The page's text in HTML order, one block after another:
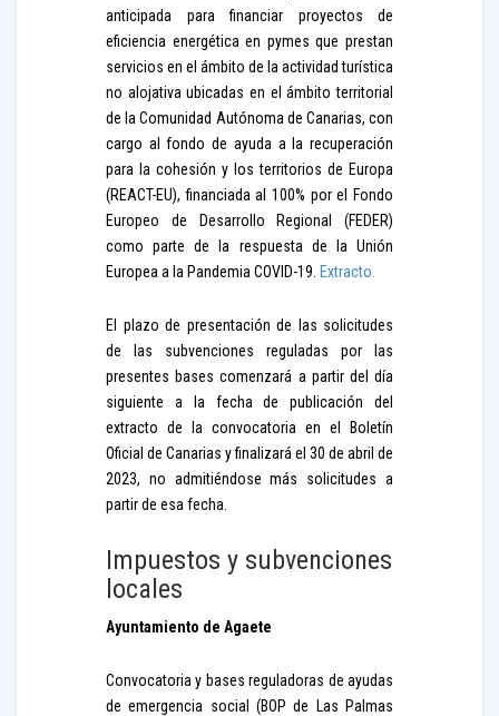
anticipada para financiar proyectos de
eficiencia energética en pymes que prestan
servicios en el ámbito de la actividad turística
no alojativa ubicadas en el ámbito territorial
de la Comunidad Autónoma de Canarias, con
cargo al fondo de ayuda a la recuperación
para la cohesión y los territorios de Europa
(REACT-EU), financiada al 100% por el Fondo
Europeo de Desarrollo Regional (FEDER)
como parte de la respuesta de la Unión
Europea a la Pandemia COVID-19. Extracto.
El plazo de presentación de las solicitudes
de las subvenciones reguladas por las
presentes bases comenzará a partir del día
siguiente a la fecha de publicación del
extracto de la convocatoria en el Boletín
Oficial de Canarias y finalizará el 30 de abril de
2023, no admitiéndose más solicitudes a
partir de esa fecha.
Impuestos y subvenciones
locales
Ayuntamiento de Agaete
Convocatoria y bases reguladoras de ayudas
de emergencia social (BOP de Las Palmas